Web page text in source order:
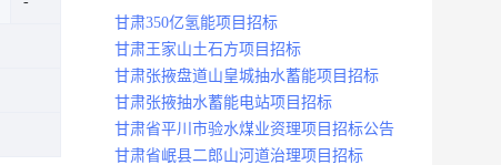
甘肃350亿氢能项目招标
甘肃王家山土石方项目招标
甘肃张掖盘道山皇城抽水蓄能项目招标
甘肃张掖抽水蓄能电站项目招标
甘肃省平川市验水煤业资理项目招标公告
甘肃省岷县二郎山河道治理项目招标